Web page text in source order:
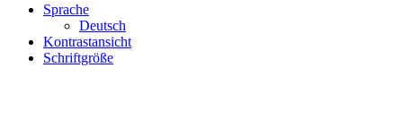
Sprache
Deutsch
Kontrastansicht
Schriftgröße